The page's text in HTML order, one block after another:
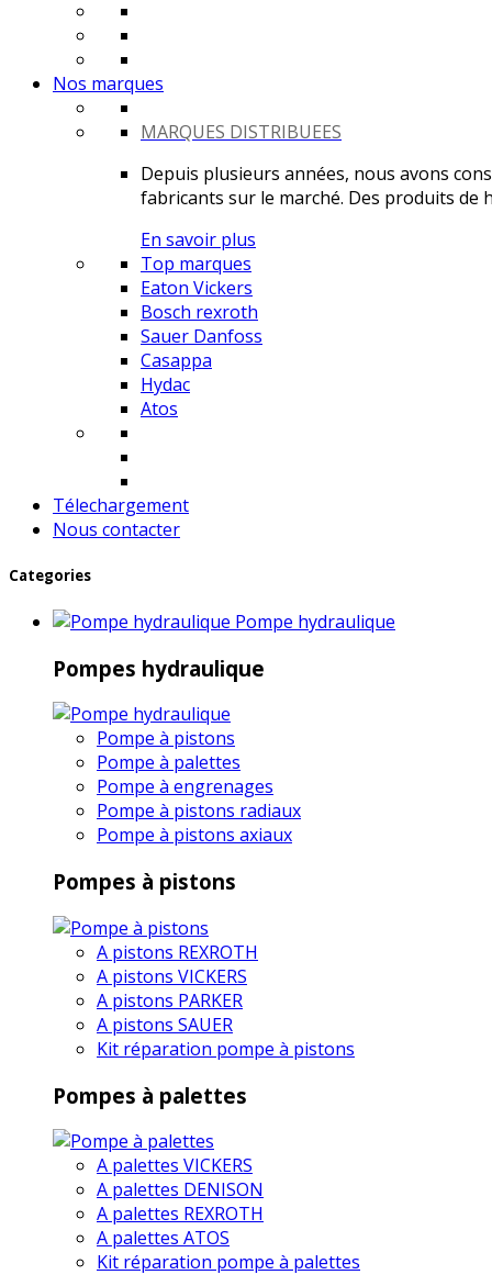
Nos marques
MARQUES DISTRIBUEES
Depuis plusieurs années, nous avons
fabricants sur le marché. Des produits de
En savoir plus
Top marques
Eaton Vickers
Bosch rexroth
Sauer Danfoss
Casappa
Hydac
Atos
Télechargement
Nous contacter
Categories
Pompe hydraulique
Pompes hydraulique
Pompe à pistons
Pompe à palettes
Pompe à engrenages
Pompe à pistons radiaux
Pompe à pistons axiaux
Pompes à pistons
A pistons REXROTH
A pistons VICKERS
A pistons PARKER
A pistons SAUER
Kit réparation pompe à pistons
Pompes à palettes
A palettes VICKERS
A palettes DENISON
A palettes REXROTH
A palettes ATOS
Kit réparation pompe à palettes